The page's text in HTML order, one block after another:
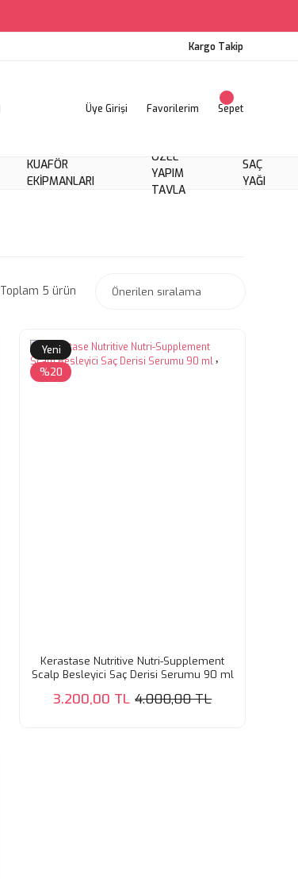
Kargo Takip
Üye Girişi Favorilerim Sepet
KUAFÖR
EKIPMANLARI
ÖZEL
YAPIM
TAVLA
SAÇ
YAĞI
Toplam 5 ürün
Yeni
%20
Kerastase Nutritive Nutri-Supplement
Scalp Besleyici Saç Derisi Serumu 90 ml
3.200,00 TL 4.000,00 TL